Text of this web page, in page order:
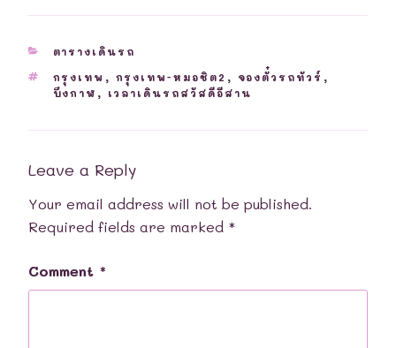
CATEGORIES
ตารางเดินรถ
TAGS
กรุงเทพ , กรุงเทพ-หมอชิต2 , จองตั๋วรถทัวร์ ,
บึงกาฬ , เวลาเดินรถสวัสดีอีสาน
Leave a Reply
Your email address will not be published.
Required fields are marked *
Comment *